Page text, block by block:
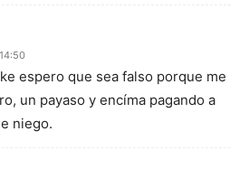
espero que sea falso porque me
un payaso y encíma pagando a
niego.